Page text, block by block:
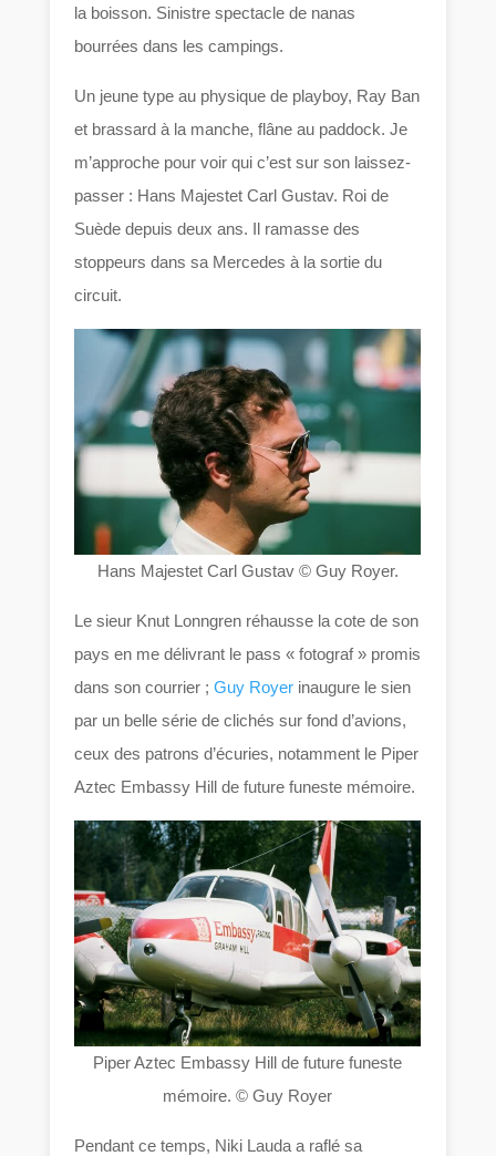
la boisson. Sinistre spectacle de nanas
bourrées dans les campings.
Un jeune type au physique de playboy, Ray Ban
et brassard à la manche, flâne au paddock. Je
m’approche pour voir qui c’est sur son laissez-
passer : Hans Majestet Carl Gustav. Roi de
Suède depuis deux ans. Il ramasse des
stoppeurs dans sa Mercedes à la sortie du
circuit.
Hans Majestet Carl Gustav © Guy Royer.
Le sieur Knut Lonngren réhausse la cote de son
pays en me délivrant le pass « fotograf » promis
dans son courrier ;Guy Royer inaugure le sien
par un belle série de clichés sur fond d’avions,
ceux des patrons d’écuries, notamment le Piper
Aztec Embassy Hill de future funeste mémoire.
Piper Aztec Embassy Hill de future funeste
mémoire. © Guy Royer
Pendant ce temps, Niki Lauda a raflé sa